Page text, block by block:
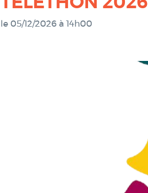
le 05/12/2026 à 14h00